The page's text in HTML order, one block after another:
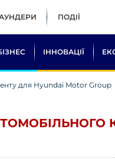
ПОДІЇ
ІННОВАЦІЇ
для Hyundai Motor Group